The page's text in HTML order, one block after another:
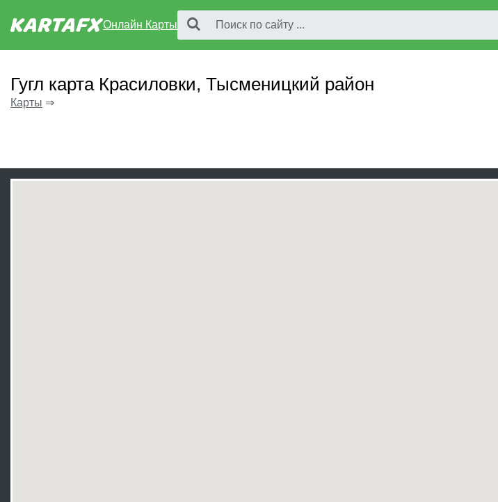
Онлайн Карты
Гугл карта Красиловки, Тысменицкий район
Карты ⇒